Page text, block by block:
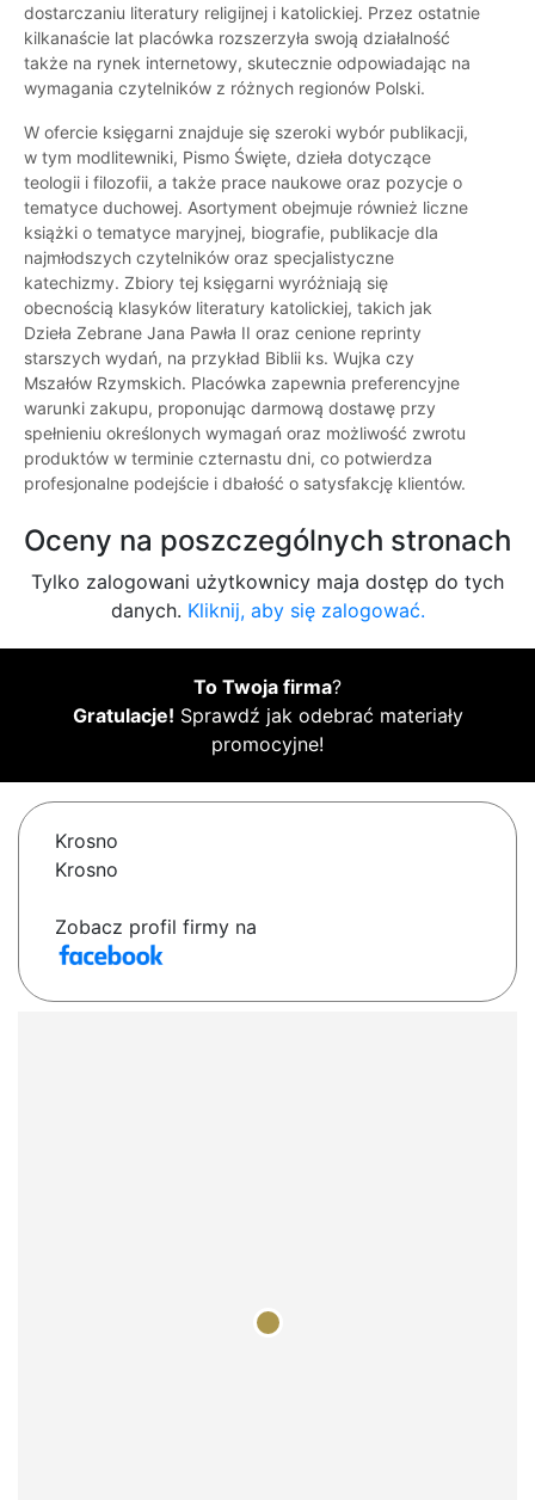
dostarczaniu literatury religijnej i katolickiej. Przez ostatnie
kilkanaście lat placówka rozszerzyła swoją działalność
także na rynek internetowy, skutecznie odpowiadając na
wymagania czytelników z różnych regionów Polski.
W ofercie księgarni znajduje się szeroki wybór publikacji,
w tym modlitewniki, Pismo Święte, dzieła dotyczące
teologii i filozofii, a także prace naukowe oraz pozycje o
tematyce duchowej. Asortyment obejmuje również liczne
książki o tematyce maryjnej, biografie, publikacje dla
najmłodszych czytelników oraz specjalistyczne
katechizmy. Zbiory tej księgarni wyróżniają się
obecnością klasyków literatury katolickiej, takich jak
Dzieła Zebrane Jana Pawła II oraz cenione reprinty
starszych wydań, na przykład Biblii ks. Wujka czy
Mszałów Rzymskich. Placówka zapewnia preferencyjne
warunki zakupu, proponując darmową dostawę przy
spełnieniu określonych wymagań oraz możliwość zwrotu
produktów w terminie czternastu dni, co potwierdza
profesjonalne podejście i dbałość o satysfakcję klientów.
Oceny na poszczególnych stronach
Tylko zalogowani użytkownicy maja dostęp do tych
danych. Kliknij, aby się zalogować.
To Twoja firma?
Gratulacje! Sprawdź jak odebrać materiały
promocyjne!
Krosno
Krosno
Zobacz profil firmy na